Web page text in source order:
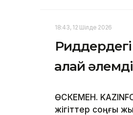
18:43, 12 Шілде 2026
қалай
ӨСКЕМЕН.
жігіттер соңғы